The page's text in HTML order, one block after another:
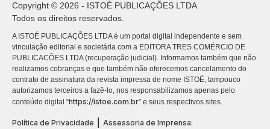
Copyright © 2026 - ISTOÉ PUBLICAÇÕES LTDA
Todos os direitos reservados.
A ISTOÉ PUBLICAÇÕES LTDA é um portal digital independente e sem
vinculação editorial e societária com a EDITORA TRES COMÉRCIO DE
PUBLICACÕES LTDA (recuperação judicial). Informamos também que não
realizamos cobranças e que também não oferecemos cancelamento do
contrato de assinatura da revista impressa de nome ISTOÉ, tampouco
autorizamos terceiros a fazê-lo, nos responsabilizamos apenas pelo
conteúdo digital “https://istoe.com.br” e seus respectivos sites.
Política de Privacidade Assessoria de Imprensa: